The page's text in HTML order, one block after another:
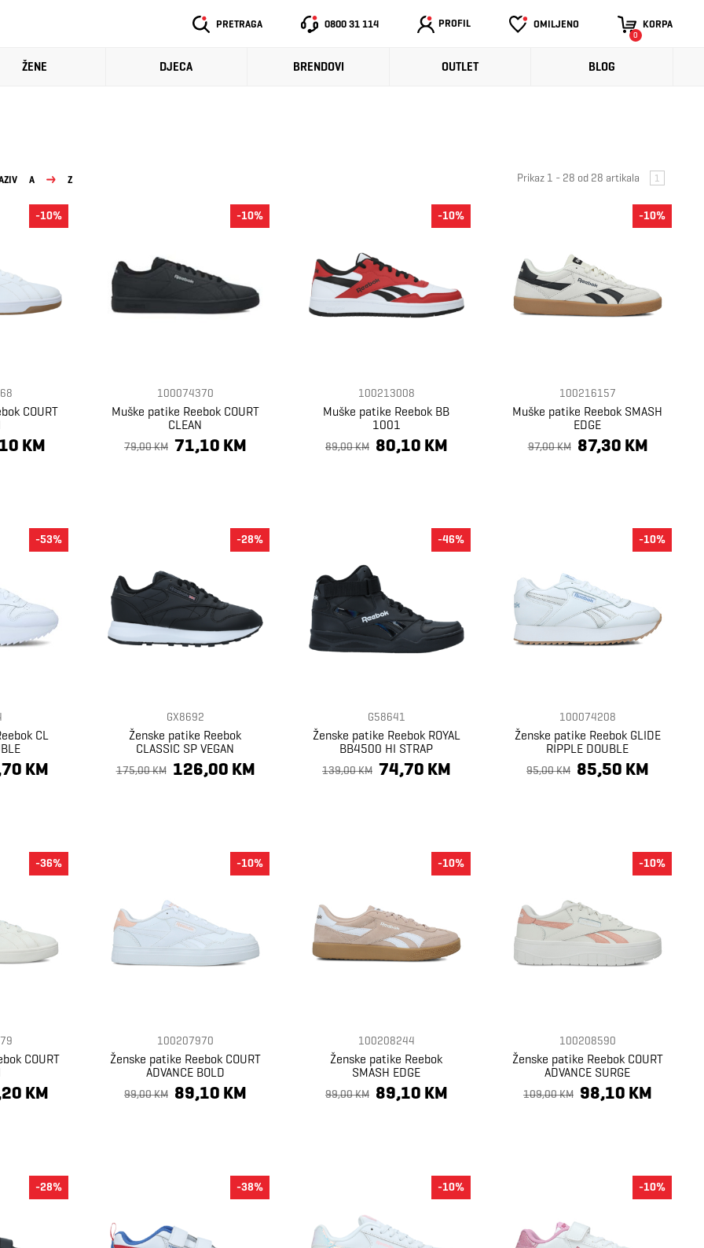
PRETRAGA 0800 31 114 PROFIL OMILJENO KORPA
0
ŽENE DJECA BRENDOVI OUTLET BLOG
A Z Prikaz 1 - 28 od 28 artikala 1
COURT
KM
-10%
100074370
Muške patike Reebok COURT
CLEAN
79,00 KM 71,10 KM
-10%
100213008
Muške patike Reebok BB
1001
89,00 KM 80,10 KM
-10%
100216157
Muške patike Reebok SMASH
EDGE
97,00 KM 87,30 KM
-10%
CL
KM
-53%
GX8692
Ženske patike Reebok
CLASSIC SP VEGAN
175,00 KM 126,00 KM
-28%
G58641
Ženske patike Reebok ROYAL
BB4500 HI STRAP
139,00 KM 74,70 KM
-46%
100074208
Ženske patike Reebok GLIDE
RIPPLE DOUBLE
95,00 KM 85,50 KM
-10%
COURT
KM
-36%
100207970
Ženske patike Reebok COURT
ADVANCE BOLD
99,00 KM 89,10 KM
-10%
100208244
Ženske patike Reebok
SMASH EDGE
99,00 KM 89,10 KM
-10%
100208590
Ženske patike Reebok COURT
ADVANCE SURGE
109,00 KM 98,10 KM
-10%
-28% -38% -10% -10%